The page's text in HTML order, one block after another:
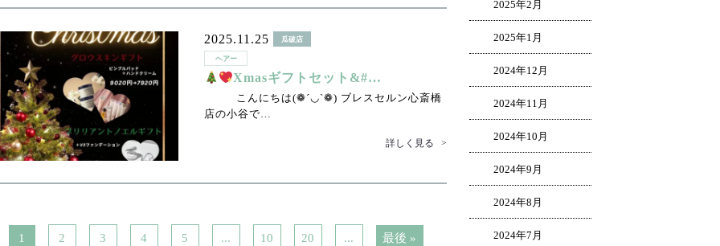
2025.11.25 瓜破店
ヘアー
Xmasギフトセット&#…
こんにちは(❁´◡`❁) ブレスセルン心斎橋
店の小谷で…
詳しく見る >
1 2 3 4 5 ... 10 20 ... 最後 »
2025年2月
2025年1月
2024年12月
2024年11月
2024年10月
2024年9月
2024年8月
2024年7月